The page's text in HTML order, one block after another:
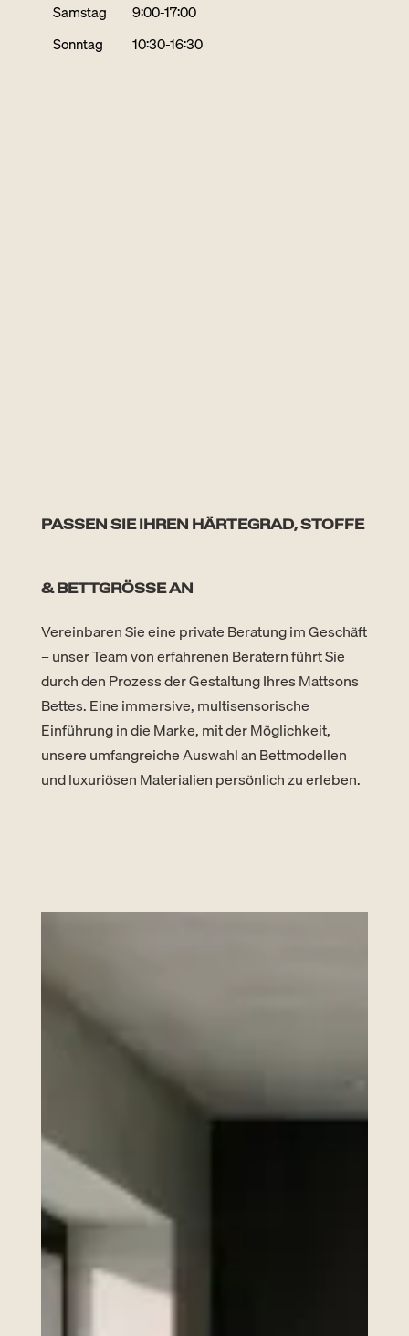
Samstag
Sonntag
9:00-17:00
10:30-16:30
PASSEN SIE IHREN HÄRTEGRAD, STOFFE
& BETTGRÖSSE AN
Vereinbaren Sie eine private Beratung im Geschäft
– unser Team von erfahrenen Beratern führt Sie
durch den Prozess der Gestaltung Ihres Mattsons
Bettes. Eine immersive, multisensorische
Einführung in die Marke, mit der Möglichkeit,
unsere umfangreiche Auswahl an Bettmodellen
und luxuriösen Materialien persönlich zu erleben.